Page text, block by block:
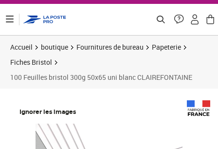
Accueil boutique Fournitures de bureau
Papeterie
Fiches Bristol
100 Feuilles bristol 300g 50x65 uni blanc CLAIREFONTAINE
Ignorer les images